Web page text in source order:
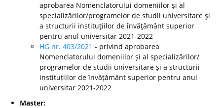
aprobarea Nomenclatorului domeniilor şi al
specializărilor/programelor de studii universitare şi
a structurii instituţiilor de învăţământ superior
pentru anul universitar 2021-2022
HG nr. 403/2021 - privind aprobarea
Nomenclatorului domeniilor și al specializărilor/
programelor de studii universitare și a structurii
instituțiilor de învățământ superior pentru anul
universitar 2021-2022
Master: